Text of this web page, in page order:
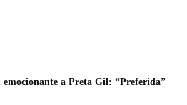
emocionante a Preta Gil: “Preferida”